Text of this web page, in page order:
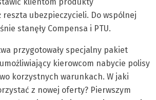
ubezpieczycieli. Do wspólnej
stanęły Compensa i PTU.
przygotowały specjalny pakiet
kierowcom nabycie polisy
korzystnych warunkach. W jaki
z nowej oferty? Pierwszym